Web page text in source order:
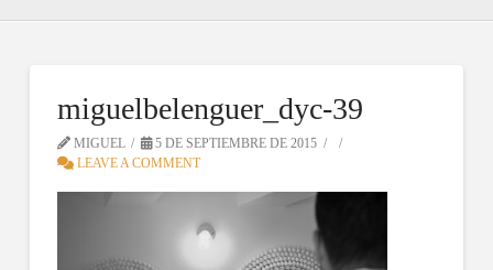
miguelbelenguer_dyc-39
MIGUEL
5 DE SEPTIEMBRE DE 2015
LEAVE A COMMENT